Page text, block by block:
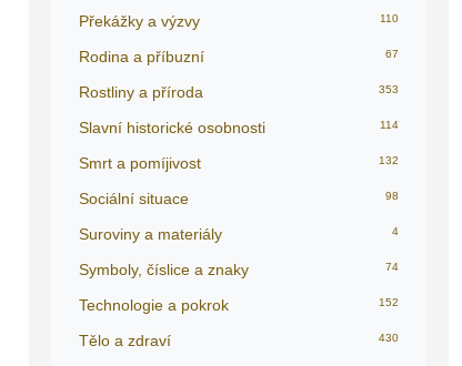
Překážky a výzvy 110
Rodina a příbuzní 67
Rostliny a příroda 353
Slavní historické osobnosti 114
Smrt a pomíjivost 132
Sociální situace 98
Suroviny a materiály 4
Symboly, číslice a znaky 74
Technologie a pokrok 152
Tělo a zdraví 430